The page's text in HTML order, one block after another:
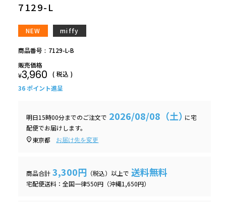
7129-L
NEW miffy
商品番号
7129-L-B
販売価格
¥3,960
税込
36 ポイント進呈
明日15時00分までのご注文で 2026/08/08（土）に宅
配便でお届けします。
東京都
お届け先を変更
商品合計 3,300円 （税込）以上で 送料無料
宅配便送料：全国一律550円（沖縄1,650円）